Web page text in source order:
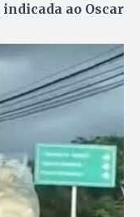
ao Oscar